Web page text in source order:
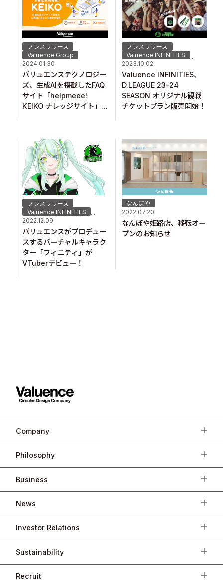
プレスリリース
Valuence Group
2024.01.30
バリュエンステクノロジー
ズ、生成AIを搭載したFAQ
サイト「helpmeee!
KEIKO ナレッジサイト」
プレスリリース
Valuence INFINITIES
...
2023.10.02
Valuence INFINITIES、
D.LEAGUE 23-24
SEASON オリジナル観戦
チケットプラン販売開始！
プレスリリース
Valuence INFINITIES
...
2022.12.09
バリュエンスがプロデュー
スするバーチャルキャラク
ター「フィニティ」が
VTuberデビュー！
なんぼや
2022.07.20
なんぼや姫路店、移転オー
プンのお知らせ
Company
Philosophy
Business
News
Investor Relations
Sustainability
Recruit